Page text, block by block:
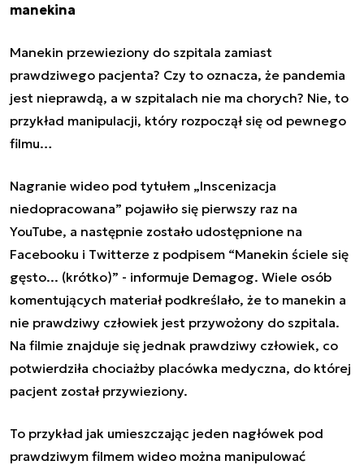
manekina
Manekin przewieziony do szpitala zamiast
prawdziwego pacjenta? Czy to oznacza, że pandemia
jest nieprawdą, a w szpitalach nie ma chorych? Nie, to
przykład manipulacji, który rozpoczął się od pewnego
filmu…
Nagranie wideo pod tytułem „Inscenizacja
niedopracowana” pojawiło się pierwszy raz na
YouTube, a następnie zostało udostępnione na
Facebooku i Twitterze z podpisem “Manekin ściele się
gęsto... (krótko)” - informuje Demagog. Wiele osób
komentujących materiał podkreślało, że to manekin a
nie prawdziwy człowiek jest przywożony do szpitala.
Na filmie znajduje się jednak prawdziwy człowiek, co
potwierdziła chociażby placówka medyczna, do której
pacjent został przywieziony.
To przykład jak umieszczając jeden nagłówek pod
prawdziwym filmem wideo można manipulować